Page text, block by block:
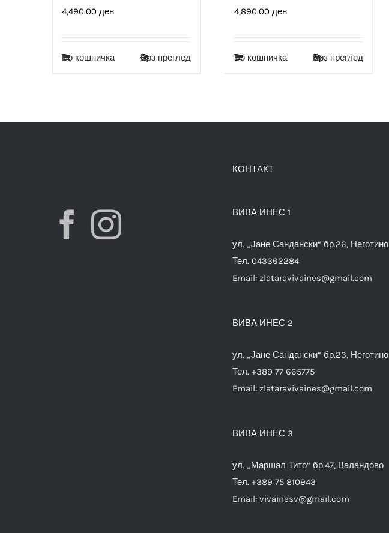
4,490.00 ден
Во кошничка Брз преглед
4,890.00 ден
Во кошничка Брз преглед
КОНТАКТ
ВИВА ИНЕС 1
ул. „Јане Сандански“ бр.26, Неготино
Тел. 043362284
Email: zlataravivaines@gmail.com
ВИВА ИНЕС 2
ул. „Јане Сандански“ бр.23, Неготино
Тел. +389 77 665775
Email: zlataravivaines@gmail.com
ВИВА ИНЕС 3
ул. „Маршал Тито“ бр.47, Валандово
Тел. +389 75 810943
Email: vivainesv@gmail.com